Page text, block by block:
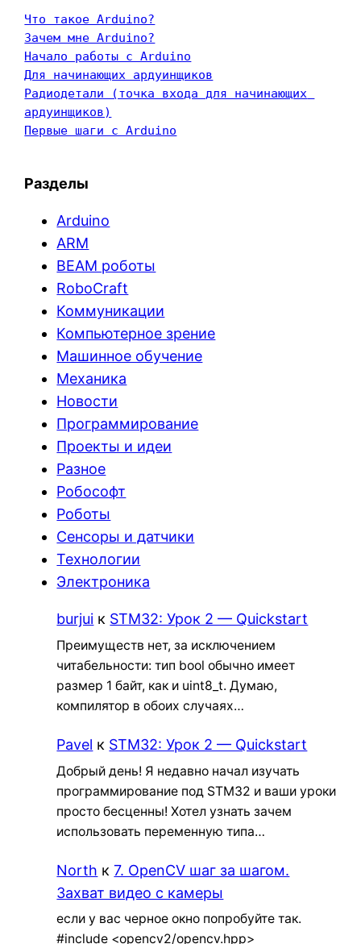
Что такое Arduino?
Зачем мне Arduino?
Начало работы с Arduino
Для начинающих ардуинщиков
Радиодетали (точка входа для начинающих
ардуинщиков)
Первые шаги с Arduino
Разделы
Arduino
ARM
BEAM роботы
RoboCraft
Коммуникации
Компьютерное зрение
Машинное обучение
Механика
Новости
Программирование
Проекты и идеи
Разное
Робософт
Роботы
Сенсоры и датчики
Технологии
Электроника
burjui к STM32: Урок 2 — Quickstart
Преимуществ нет, за исключением
читабельности: тип bool обычно имеет
размер 1 байт, как и uint8_t. Думаю,
компилятор в обоих случаях…
Pavel к STM32: Урок 2 — Quickstart
Добрый день! Я недавно начал изучать
программирование под STM32 и ваши уроки
просто бесценны! Хотел узнать зачем
использовать переменную типа…
North к7. OpenCV шаг за шагом.
Захват видео с камеры
если у вас черное окно попробуйте так.
#include <opencv2/opencv.hpp>